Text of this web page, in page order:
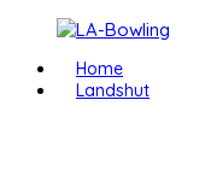
Home
Landshut